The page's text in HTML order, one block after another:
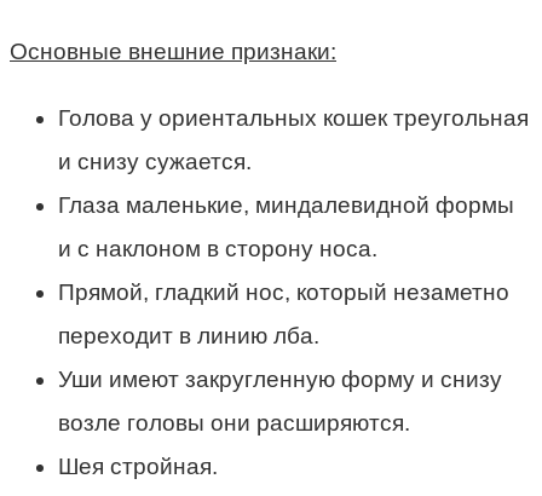
Основные внешние признаки:
Голова у ориентальных кошек треугольная
и снизу сужается.
Глаза маленькие, миндалевидной формы
и с наклоном в сторону носа.
Прямой, гладкий нос, который незаметно
переходит в линию лба.
Уши имеют закругленную форму и снизу
возле головы они расширяются.
Шея стройная.